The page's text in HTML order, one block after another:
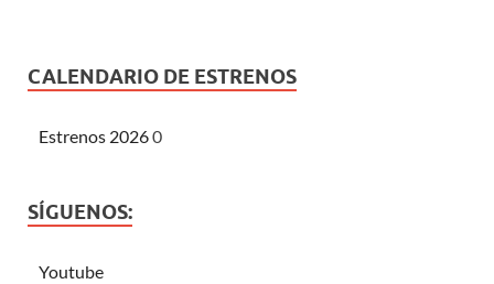
CALENDARIO DE ESTRENOS
Estrenos 20260
SÍGUENOS:
Youtube